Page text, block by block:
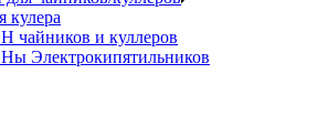
кулера
чайников и куллеров
Электрокипятильников